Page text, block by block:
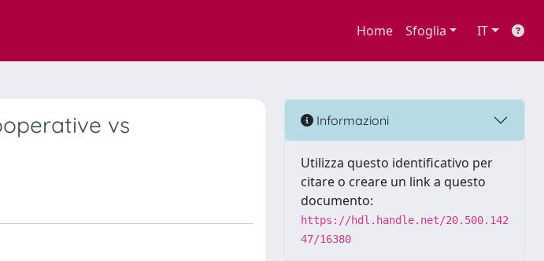
Home Sfoglia IT
vs
Informazioni
Utilizza questo identificativo per
citare o creare un link a questo
documento:
https://hdl.handle.net/20.500.142
47/16380